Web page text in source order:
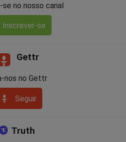
se no nosso canal
Inscrever-se
Gettr
nos no Gettr
Seguir
Truth